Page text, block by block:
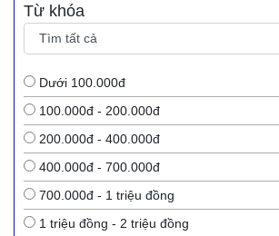
Từ khóa
Dưới 100.000đ
100.000đ - 200.000đ
200.000đ - 400.000đ
400.000đ - 700.000đ
700.000đ - 1 triệu đồng
1 triệu đồng - 2 triệu đồng